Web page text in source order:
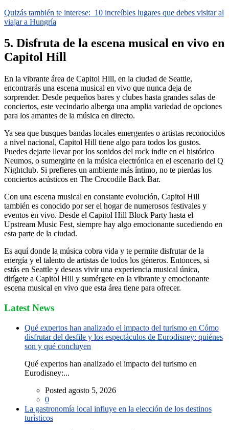
Quizás también te interese: 10 increíbles lugares que debes visitar al
viajar a Hungría
5. Disfruta de la escena musical en vivo en
Capitol Hill
En la vibrante área de Capitol Hill, en la ciudad de Seattle,
encontrarás una escena musical en vivo que nunca deja de
sorprender. Desde pequeños bares y clubes hasta grandes salas de
conciertos, este vecindario alberga una amplia variedad de opciones
para los amantes de la música en directo.
Ya sea que busques bandas locales emergentes o artistas reconocidos
a nivel nacional, Capitol Hill tiene algo para todos los gustos.
Puedes dejarte llevar por los sonidos del rock indie en el histórico
Neumos, o sumergirte en la música electrónica en el escenario del Q
Nightclub. Si prefieres un ambiente más íntimo, no te pierdas los
conciertos acústicos en The Crocodile Back Bar.
Con una escena musical en constante evolución, Capitol Hill
también es conocido por ser el hogar de numerosos festivales y
eventos en vivo. Desde el Capitol Hill Block Party hasta el
Upstream Music Fest, siempre hay algo emocionante sucediendo en
esta parte de la ciudad.
Es aquí donde la música cobra vida y te permite disfrutar de la
energía y el talento de artistas de todos los géneros. Entonces, si
estás en Seattle y deseas vivir una experiencia musical única,
dirígete a Capitol Hill y sumérgete en la vibrante y emocionante
escena musical en vivo que esta área tiene para ofrecer.
Latest News
Qué expertos han analizado el impacto del turismo en Cómo
disfrutar del desfile y los espectáculos de Eurodisney: quiénes
son y qué concluyen
Qué expertos han analizado el impacto del turismo en
Eurodisney:...
Posted agosto 5, 2026
0
La gastronomía local influye en la elección de los destinos
turísticos